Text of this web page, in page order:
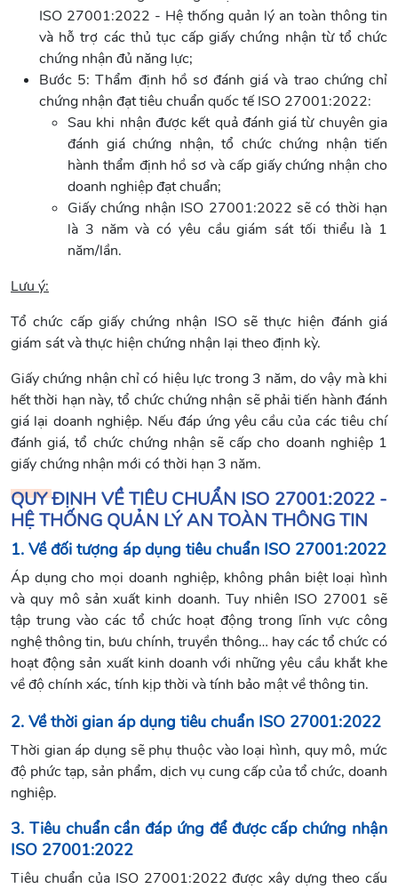
ISO 27001:2022 - Hệ thống quản lý an toàn thông tin
và hỗ trợ các thủ tục cấp giấy chứng nhận từ tổ chức
chứng nhận đủ năng lực;
Bước 5: Thẩm định hồ sơ đánh giá và trao chứng chỉ
chứng nhận đạt tiêu chuẩn quốc tế ISO 27001:2022:
Sau khi nhận được kết quả đánh giá từ chuyên gia
đánh giá chứng nhận, tổ chức chứng nhận tiến
hành thẩm định hồ sơ và cấp giấy chứng nhận cho
doanh nghiệp đạt chuẩn;
Giấy chứng nhận ISO 27001:2022 sẽ có thời hạn
là 3 năm và có yêu cầu giám sát tối thiểu là 1
năm/lần.
Lưu ý:
Tổ chức cấp giấy chứng nhận ISO sẽ thực hiện đánh giá
giám sát và thực hiện chứng nhận lại theo định kỳ.
Giấy chứng nhận chỉ có hiệu lực trong 3 năm, do vậy mà khi
hết thời hạn này, tổ chức chứng nhận sẽ phải tiến hành đánh
giá lại doanh nghiệp. Nếu đáp ứng yêu cầu của các tiêu chí
đánh giá, tổ chức chứng nhận sẽ cấp cho doanh nghiệp 1
giấy chứng nhận mới có thời hạn 3 năm.
QUY ĐỊNH VỀ TIÊU CHUẨN ISO 27001:2022 -
HỆ THỐNG QUẢN LÝ AN TOÀN THÔNG TIN
1. Về đối tượng áp dụng tiêu chuẩn ISO 27001:2022
Áp dụng cho mọi doanh nghiệp, không phân biệt loại hình
và quy mô sản xuất kinh doanh. Tuy nhiên ISO 27001 sẽ
tập trung vào các tổ chức hoạt động trong lĩnh vực công
nghệ thông tin, bưu chính, truyền thông… hay các tổ chức có
hoạt động sản xuất kinh doanh với những yêu cầu khắt khe
về độ chính xác, tính kịp thời và tính bảo mật về thông tin.
2. Về thời gian áp dụng tiêu chuẩn ISO 27001:2022
Thời gian áp dụng sẽ phụ thuộc vào loại hình, quy mô, mức
độ phức tạp, sản phẩm, dịch vụ cung cấp của tổ chức, doanh
nghiệp.
3. Tiêu chuẩn cần đáp ứng để được cấp chứng nhận
ISO 27001:2022
Tiêu chuẩn của ISO 27001:2022 được xây dựng theo cấu